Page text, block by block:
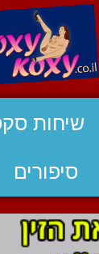
שיחות
סיפורים